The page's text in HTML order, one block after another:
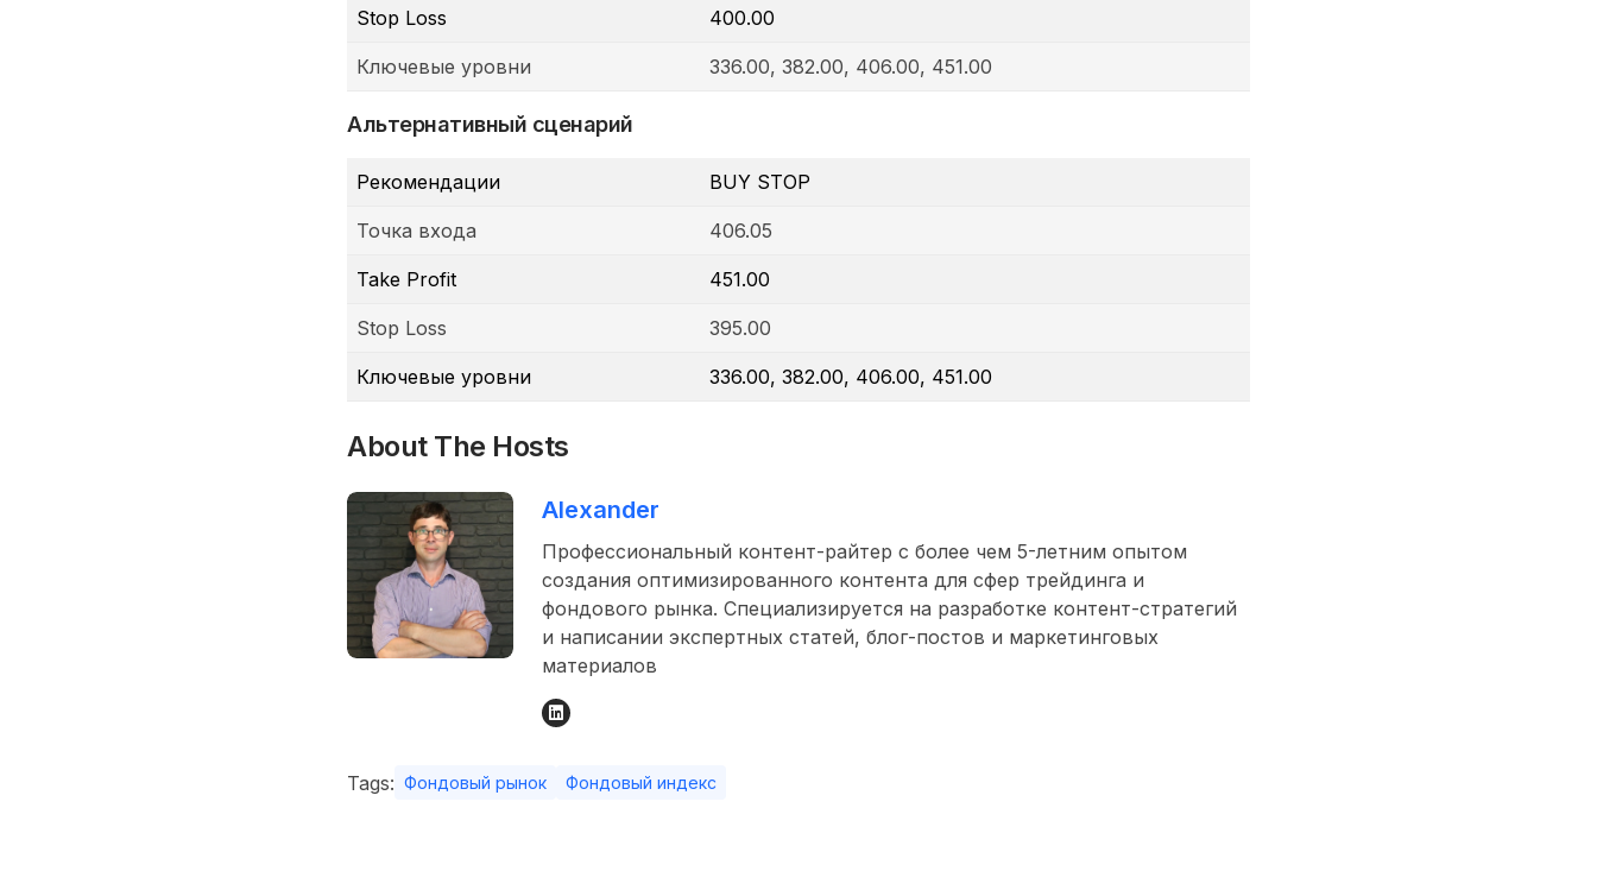
Stop Loss 400.00
Ключевые уровни 336.00, 382.00, 406.00, 451.00
Альтернативный сценарий
Рекомендации BUY STOP
Точка входа 406.05
Take Profit 451.00
Stop Loss 395.00
Ключевые уровни 336.00, 382.00, 406.00, 451.00
About The Hosts
Alexander
Профессиональный контент-райтер с более чем 5-летним опытом
создания оптимизированного контента для сфер трейдинга и
фондового рынка. Специализируется на разработке контент-стратегий
и написании экспертных статей, блог-постов и маркетинговых
материалов
Tags: Фондовый рынок Фондовый индекс